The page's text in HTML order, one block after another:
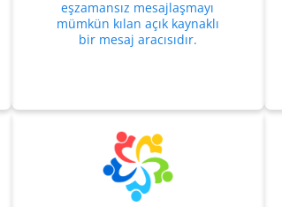
eşzamansız mesajlaşmayı
mümkün kılan açık kaynaklı
bir mesaj aracısıdır.